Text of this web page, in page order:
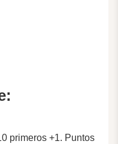
primeros +1. Puntos